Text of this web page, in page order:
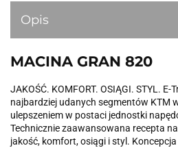
Opis
MACINA GRAN 820
JAKOŚĆ. KOMFORT. OSIĄGI. STYL. E-
najbardziej udanych segmentów KTM
ulepszeniem w postaci jednostki
Technicznie zaawansowana recepta
jakość, komfort, osiągi i styl. Koncepcja